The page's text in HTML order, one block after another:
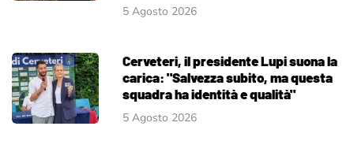
5 Agosto 2026
Cerveteri, il presidente Lupi suona la
carica: "Salvezza subito, ma questa
squadra ha identità e qualità"
5 Agosto 2026